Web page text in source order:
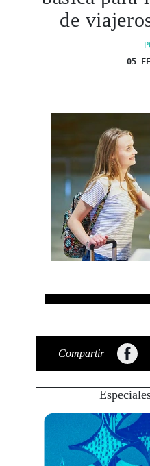
de
05
Compartir